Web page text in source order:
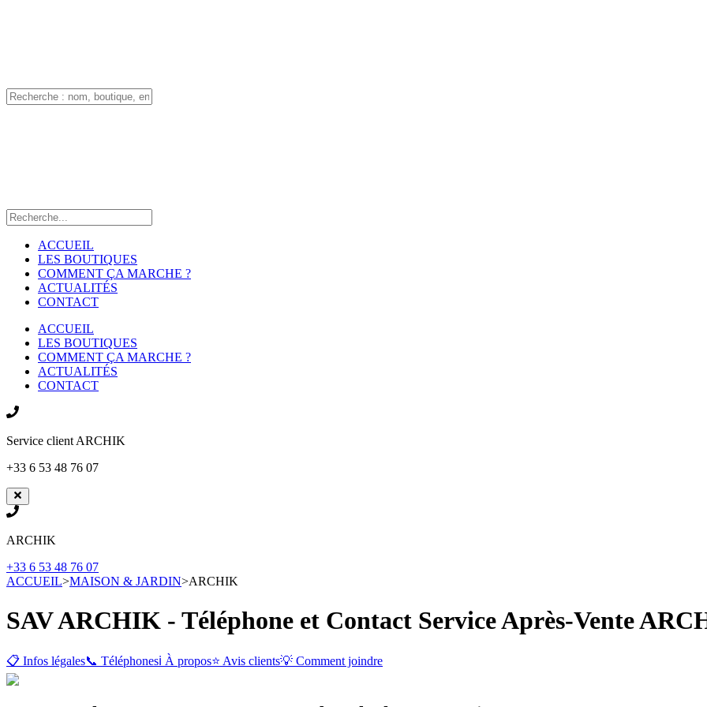
ACCUEIL
LES BOUTIQUES
COMMENT ÇA MARCHE ?
ACTUALITÉS
CONTACT
ACCUEIL
LES BOUTIQUES
COMMENT ÇA MARCHE ?
ACTUALITÉS
CONTACT
Service client ARCHIK
+33 6 53 48 76 07
ARCHIK
+33 6 53 48 76 07
ACCUEIL>MAISON & JARDIN>ARCHIK
SAV ARCHIK - Téléphone et Contact Service Après-Vente
📋 Infos légales📞 Téléphonesℹ️ À propos⭐ Avis clients💡 Comment joindre